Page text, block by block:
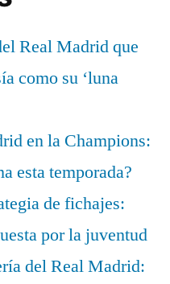
Real Madrid que
como su ‘luna
en la Champions:
esta temporada?
de fichajes:
por la juventud
del Real Madrid: